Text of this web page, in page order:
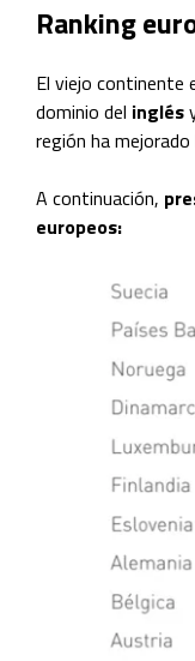
Ranking
El viejo continente
dominio del inglés
región ha
A continuación,
europeos: